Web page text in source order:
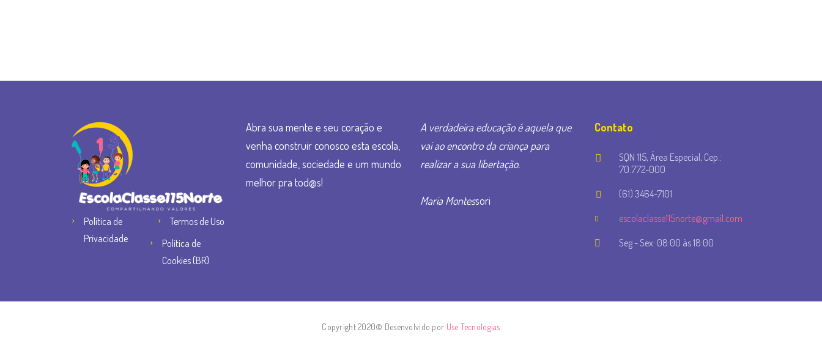
Política de
Privacidade
Termos de Uso
Política de
Cookies (BR)
Abra sua mente e seu coração e
venha construir conosco esta escola,
comunidade, sociedade e um mundo
melhor pra tod@s!
A verdadeira educação é aquela que
vai ao encontro da criança para
realizar a sua libertação.
Maria Montessori
Contato
SQN 115, Área Especial, Cep.:
70.772-000
(61) 3464-7101
escolaclasse115norte@gmail.com
Seg - Sex: 08:00 às 18:00
Copyright 2020© Desenvolvido por Use Tecnologias